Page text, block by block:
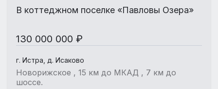
В коттеджном поселке «Павловы Озера»
130 000 000 ₽
г. Истра, д. Исаково
Новорижское , 15 км до МКАД , 7 км до
шоссе.